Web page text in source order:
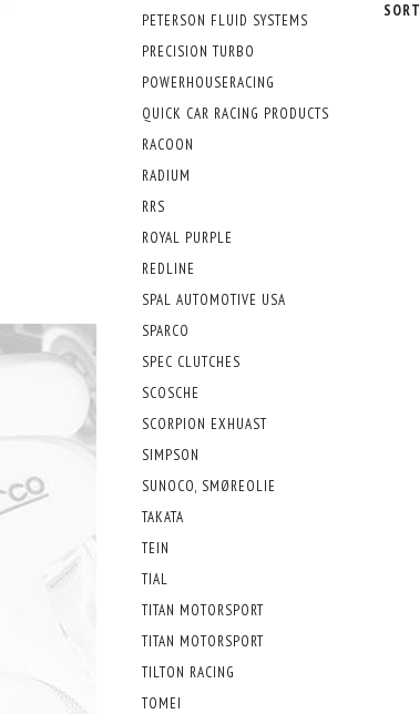
PETERSON FLUID SYSTEMS
PRECISION TURBO
POWERHOUSERACING
QUICK CAR RACING PRODUCTS
RACOON
RADIUM
RRS
ROYAL PURPLE
REDLINE
SPAL AUTOMOTIVE USA
SPARCO
SPEC CLUTCHES
SCOSCHE
SCORPION EXHUAST
SIMPSON
SUNOCO, SMØREOLIE
TAKATA
TEIN
TIAL
TITAN MOTORSPORT
TITAN MOTORSPORT
TILTON RACING
TOMEI